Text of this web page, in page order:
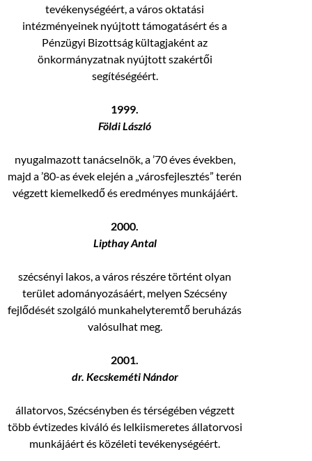
tevékenységéért, a város oktatási
intézményeinek nyújtott támogatásért és a
Pénzügyi Bizottság kültagjaként az
önkormányzatnak nyújtott szakértői
segítéségéért.
1999.
Földi László
nyugalmazott tanácselnök, a ’70 éves években,
majd a ’80-as évek elején a „városfejlesztés” terén
végzett kiemelkedő és eredményes munkájáért.
2000.
Lipthay Antal
szécsényi lakos, a város részére történt olyan
terület adományozásáért, melyen Szécsény
fejlődését szolgáló munkahelyteremtő beruházás
valósulhat meg.
2001.
dr. Kecskeméti Nándor
állatorvos, Szécsényben és térségében végzett
több évtizedes kiváló és lelkiismeretes állatorvosi
munkájáért és közéleti tevékenységéért.